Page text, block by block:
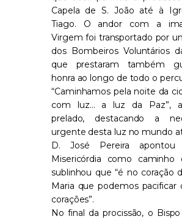
Capela de S. João até à
Tiago. O andor com a
Virgem foi transportado por
dos Bombeiros Voluntários
que prestaram também
honra ao longo de todo o
“Caminhamos pela noite da
com luz… a luz da Paz”,
prelado, destacando a
urgente desta luz no mundo
D. José Pereira
Misericórdia como caminho
sublinhou que “é no coração
Maria que podemos pacificar
corações”.
No final da procissão, o